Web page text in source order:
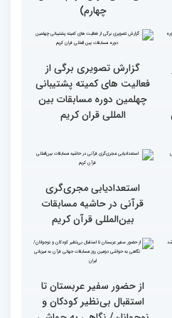
انس با قرآن در روابط
اجتماعی افراد تأثیرگذار است
رقابت بخش برادران
چهلمین دوره مسابقات
بین‌المللی قرآن کریم(بخش
چهارم)
گزارش تصویری برگی از
چهلمین دوره مسابقات بین
المللی قران کریم